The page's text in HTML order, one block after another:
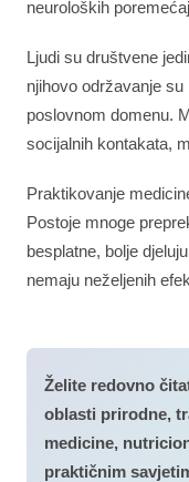
neuroloških
Ljudi su društvene
njihovo održavanje
poslovnom domenu.
socijalnih kontakata,
Praktikovanje
Postoje mnoge
besplatne, bolje
nemaju neželjenih
Želite redovno
oblasti prirodne,
medicine,
praktičnim